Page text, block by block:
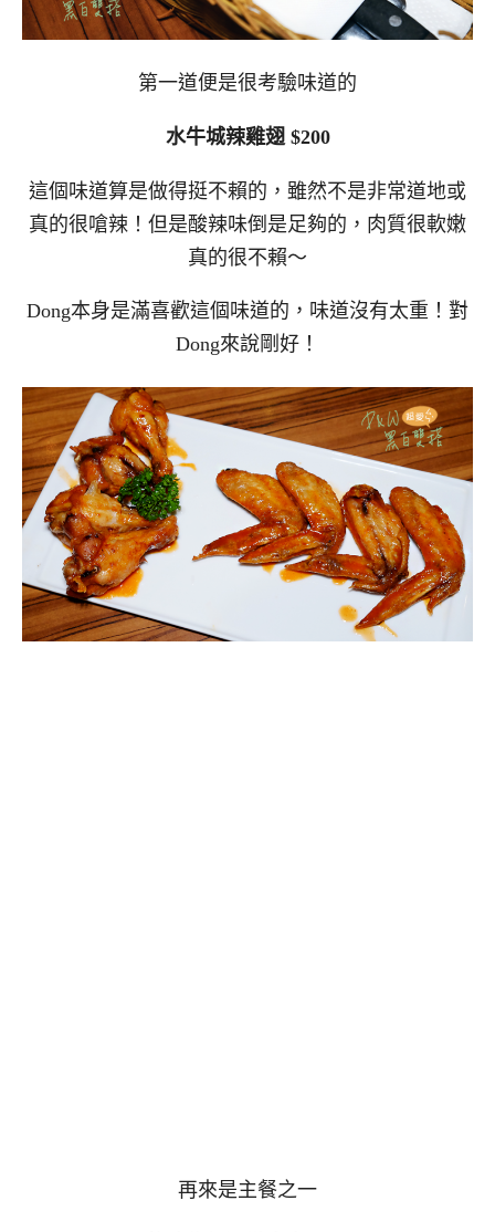
第一道便是很考驗味道的
水牛城辣雞翅 $200
這個味道算是做得挺不賴的，雖然不是非常道地或
真的很嗆辣！但是酸辣味倒是足夠的，肉質很軟嫩
真的很不賴～
Dong本身是滿喜歡這個味道的，味道沒有太重！對
Dong來說剛好！
再來是主餐之一